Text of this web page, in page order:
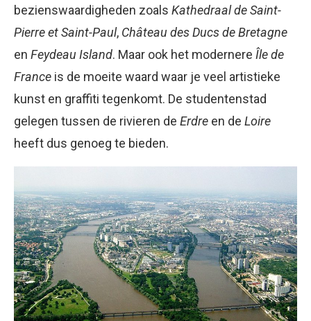
bezienswaardigheden zoals Kathedraal de Saint-
Pierre et Saint-Paul, Château des Ducs de Bretagne
en Feydeau Island. Maar ook het modernere Île de
France is de moeite waard waar je veel artistieke
kunst en graffiti tegenkomt. De studentenstad
gelegen tussen de rivieren de Erdre en de Loire
heeft dus genoeg te bieden.